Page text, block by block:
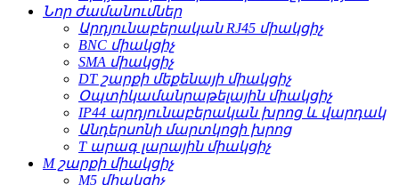
Նոր ժամանումներ
Արդյունաբերական RJ45 միակցիչ
BNC միակցիչ
SMA միակցիչ
DT շարքի մեքենայի միակցիչ
Օպտիկամանրաթելային միակցիչ
IP44 արդյունաբերական խրոց և վարդակ
Անդերսոնի մարտկոցի խրոց
T արագ լարային միակցիչ
M շարքի միակցիչ
M5 միակցիչ